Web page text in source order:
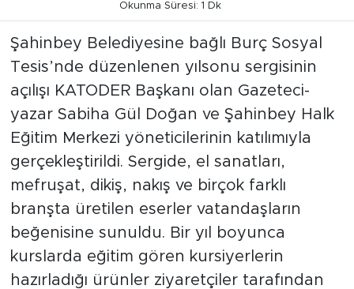
Okunma Süresi: 1 Dk
Şahinbey Belediyesine bağlı Burç Sosyal
Tesis’nde düzenlenen yılsonu sergisinin
açılışı KATODER Başkanı olan Gazeteci-
yazar Sabiha Gül Doğan ve Şahinbey Halk
Eğitim Merkezi yöneticilerinin katılımıyla
gerçekleştirildi. Sergide, el sanatları,
mefruşat, dikiş, nakış ve birçok farklı
branşta üretilen eserler vatandaşların
beğenisine sunuldu. Bir yıl boyunca
kurslarda eğitim gören kursiyerlerin
hazırladığı ürünler ziyaretçiler tarafından